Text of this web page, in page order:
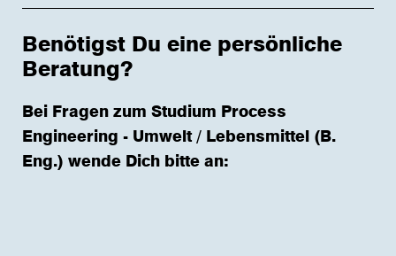
Benötigst Du eine persönliche
Beratung?
Bei Fragen zum Studium Process
Engineering - Umwelt / Lebensmittel (B.
Eng.) wende Dich bitte an: